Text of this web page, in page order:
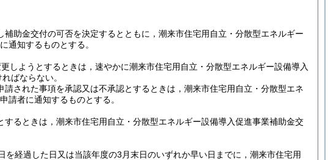
助金交付の可否を決定するとともに，潮来市住宅用自立・分散型エネルギー
通知するものとする。
しようとするときは，速やかに潮来市住宅用自立・分散型エネルギー設備導入
ばならない。
された事項を承認又は不承認とするときは，潮来市住宅用自立・分散型エネ
請者に通知するものとする。
るときは，潮来市住宅用自立・分散型エネルギー設備導入促進事業補助金交
経過した日又は当該年度の3月末日のいずれか早い日までに，潮来市住宅用